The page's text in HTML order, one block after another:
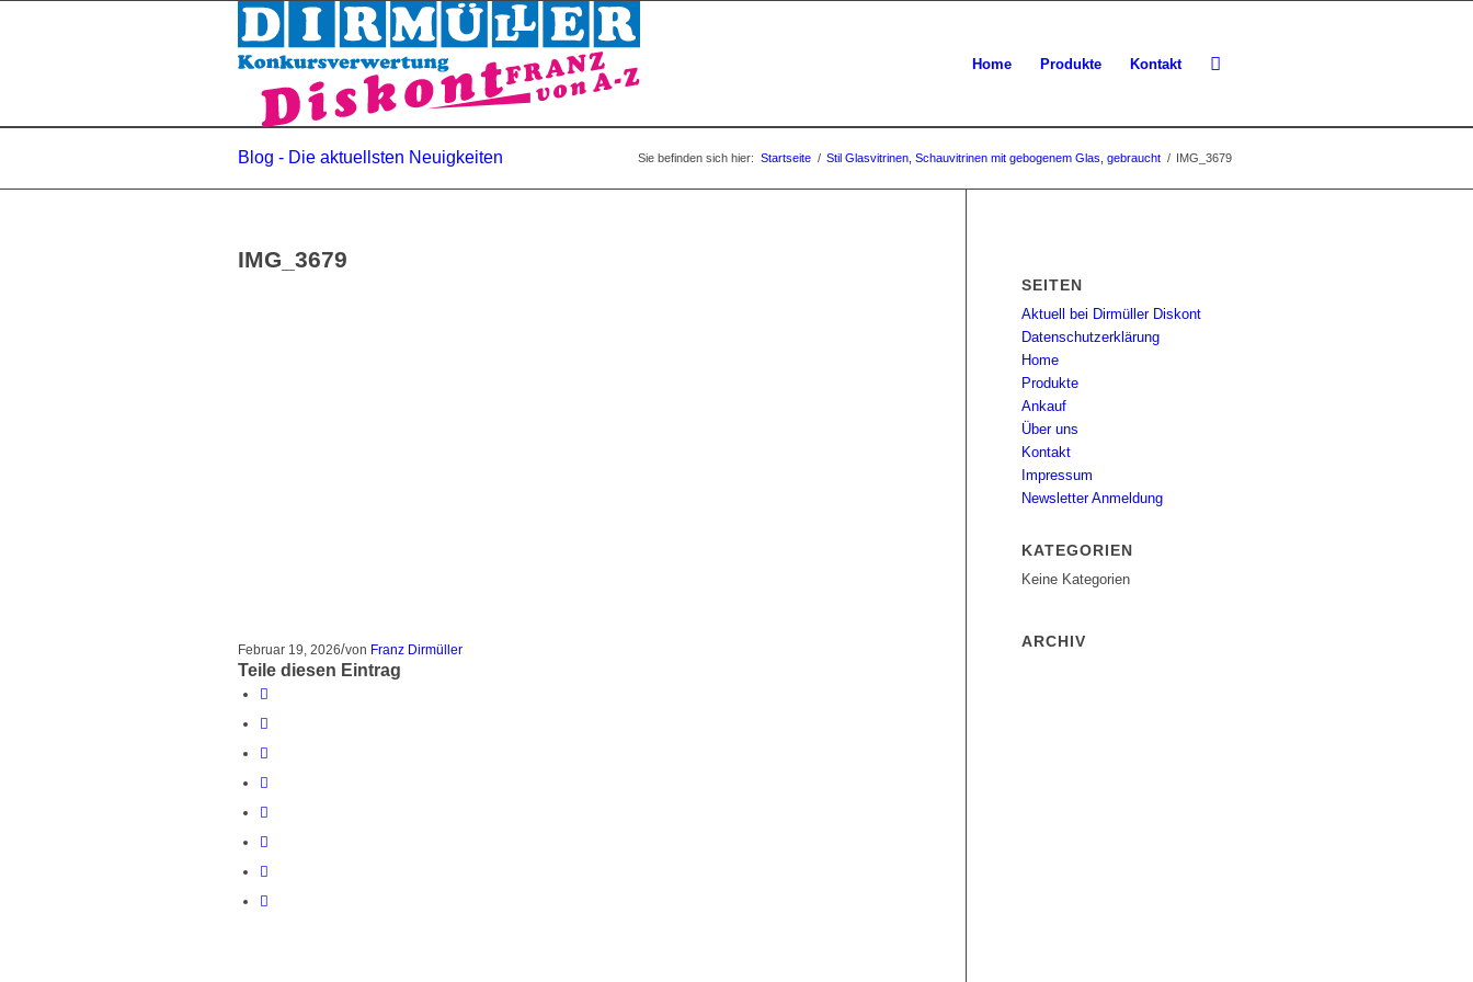
Home Produkte Kontakt
Blog - Die aktuellsten Neuigkeiten Sie befinden sich hier: Startseite / Stil Glasvitrinen, Schauvitrinen mit gebogenem Glas, gebraucht / IMG_3679
IMG_3679
Februar 19, 2026/von Franz Dirmüller
Teile diesen Eintrag
SEITEN
Aktuell bei Dirmüller Diskont
Datenschutzerklärung
Home
Produkte
Ankauf
Über uns
Kontakt
Impressum
Newsletter Anmeldung
KATEGORIEN
Keine Kategorien
ARCHIV